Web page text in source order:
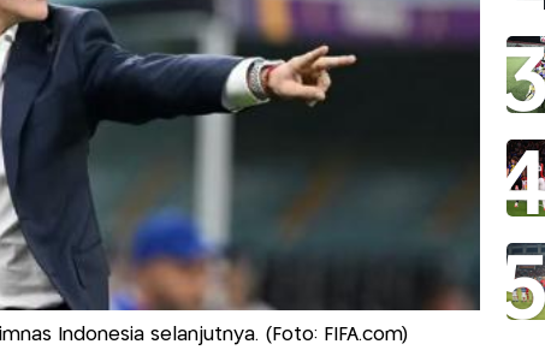
Indonesia selanjutnya. (Foto: FIFA.com)